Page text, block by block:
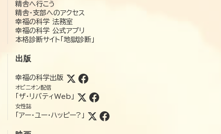
精舎へ行こう
精舎・支部へのアクセス
幸福の科学 法務室
幸福の科学 公式アプリ
本格診断サイト「地獄診断」
出版
幸福の科学出版
オピニオン配信
「ザ・リバティWeb」
女性誌
「アー・ユー・ハッピー?」